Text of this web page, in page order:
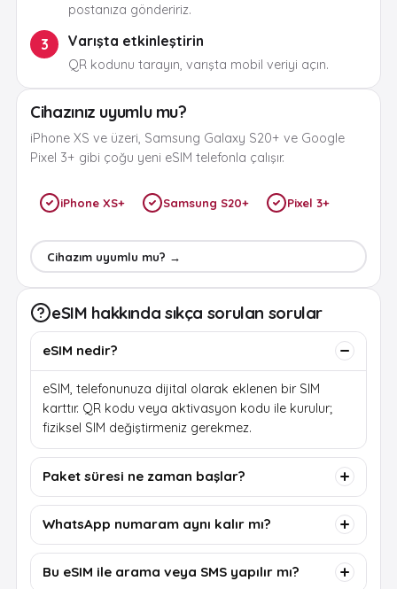
postanıza göndeririz.
3 Varışta etkinleştirin
QR kodunu tarayın, varışta mobil veriyi açın.
Cihazınız uyumlu mu?
iPhone XS ve üzeri, Samsung Galaxy S20+ ve Google
Pixel 3+ gibi çoğu yeni eSIM telefonla çalışır.
iPhone XS+ Samsung S20+ Pixel 3+
Cihazım uyumlu mu? →
eSIM hakkında sıkça sorulan sorular
eSIM nedir?
eSIM, telefonunuza dijital olarak eklenen bir SIM
karttır. QR kodu veya aktivasyon kodu ile kurulur;
fiziksel SIM değiştirmeniz gerekmez.
Paket süresi ne zaman başlar?
WhatsApp numaram aynı kalır mı?
Bu eSIM ile arama veya SMS yapılır mı?